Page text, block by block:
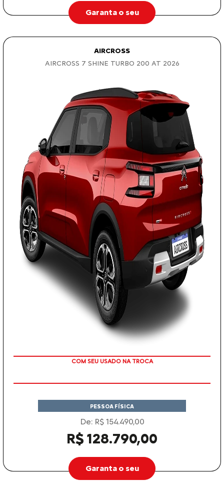
Garanta o seu
AIRCROSS
AIRCROSS 7 SHINE TURBO 200 AT 2026
TAXA ZERO
PESSOA FÍSICA
De: R$ 154.490,00
R$ 128.790,00
Garanta o seu